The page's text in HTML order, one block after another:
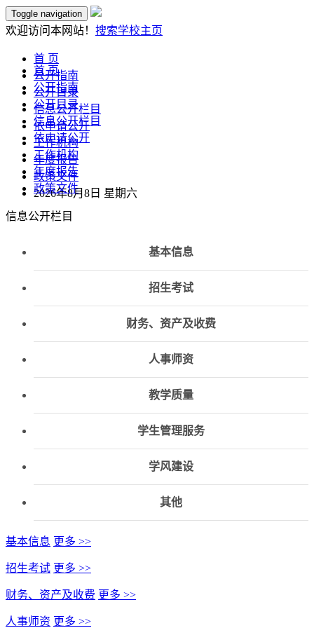
Toggle navigation
欢迎访问本网站！ 搜索学校主页
首 页
公开指南
公开目录
信息公开栏目
依申请公开
工作机构
年度报告
政策文件
2026年8月8日 星期六
首 页
公开指南
公开目录
信息公开栏目
依申请公开
工作机构
年度报告
政策文件
信息公开栏目
基本信息
招生考试
财务、资产及收费
人事师资
教学质量
学生管理服务
学风建设
其他
基本信息 更多 >>
招生考试 更多 >>
财务、资产及收费 更多 >>
人事师资 更多 >>